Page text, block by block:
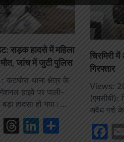
सड़क हादसे में महिला
मौत, जांच में जुटी पुलिस
थाना क्षेत्र के
हाइवे पर पाली-
हादसा हो गया।…
Threads
LinkedIn
Share
चिरमिरी
गिरफ्तार
Views:
(एमसीबी):
अवैध नशे के